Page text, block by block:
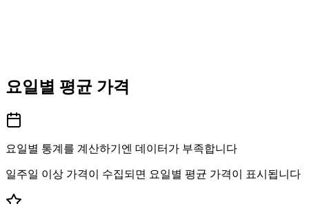
요일별 평균 가격
요일별 통계를 계산하기엔 데이터가 부족합니다
일주일 이상 가격이 수집되면 요일별 평균 가격이 표시됩니다